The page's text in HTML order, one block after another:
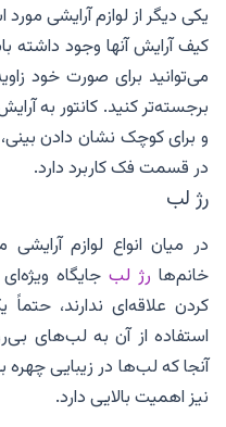
یکی دیگر از لوازم آرایشی
کیف آرایش آنها وجود داشته
می‌توانید برای صورت خود
برجسته‌تر کنید. کانتور به
و برای کوچک نشان دادن
در قسمت فک کاربرد دارد.
رژ لب
در میان انواع لوازم
خانم‌ها رژ لبجایگاه
کردن علاقه‌ای ندارند،
استفاده از آن به لب‌های
آنجا که لب‌ها در زیبایی چهره
نیز اهمیت بالایی دارد.